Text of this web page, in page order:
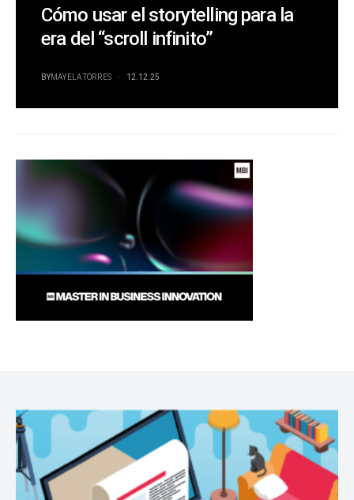
Cómo usar el storytelling para la
era del “scroll infinito”
BYMAYELA TORRES 12.12.25